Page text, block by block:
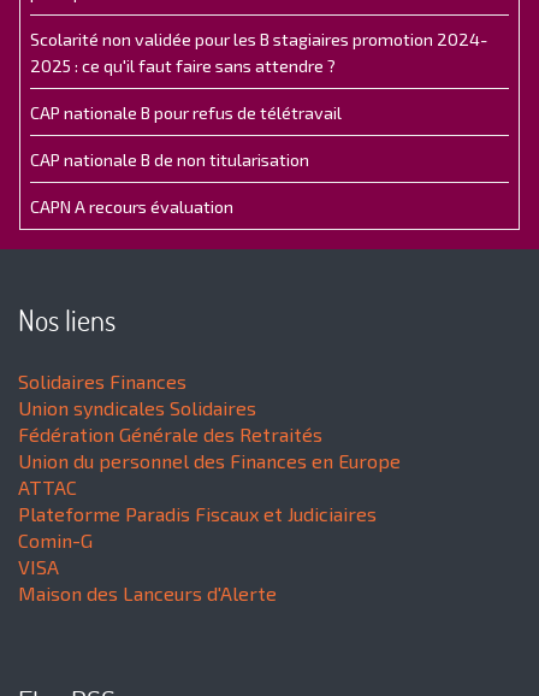
Scolarité non validée pour les B stagiaires promotion 2024-
2025 : ce qu'il faut faire sans attendre ?
CAP nationale B pour refus de télétravail
CAP nationale B de non titularisation
CAPN A recours évaluation
Nos liens
Solidaires Finances
Union syndicales Solidaires
Fédération Générale des Retraités
Union du personnel des Finances en Europe
ATTAC
Plateforme Paradis Fiscaux et Judiciaires
Comin-G
VISA
Maison des Lanceurs d'Alerte